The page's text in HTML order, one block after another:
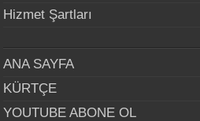
Hizmet Şartları
ANA SAYFA
KÜRTÇE
YOUTUBE ABONE OL